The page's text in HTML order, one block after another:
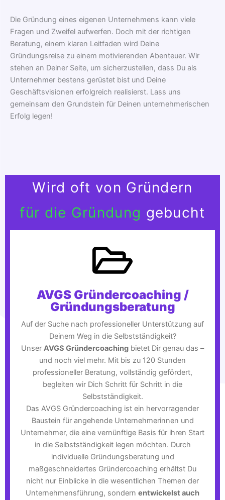
Die Gründung eines eigenen Unternehmens kann viele
Fragen und Zweifel aufwerfen. Doch mit der richtigen
Beratung, einem klaren Leitfaden wird Deine
Gründungsreise zu einem motivierenden Abenteuer. Wir
stehen an Deiner Seite, um sicherzustellen, dass Du als
Unternehmer bestens gerüstet bist und Deine
Geschäftsvisionen erfolgreich realisierst. Lass uns
gemeinsam den Grundstein für Deinen unternehmerischen
Erfolg legen!
Wird oft von Gründern
für die Gründung gebucht
AVGS Gründercoaching /
Gründungsberatung
Auf der Suche nach professioneller Unterstützung auf
Deinem Weg in die Selbstständigkeit?
Unser AVGS Gründercoaching bietet Dir genau das –
und noch viel mehr. Mit bis zu 120 Stunden
professioneller Beratung, vollständig gefördert,
begleiten wir Dich Schritt für Schritt in die
Selbstständigkeit.
Das AVGS Gründercoaching ist ein hervorragender
Baustein für angehende Unternehmerinnen und
Unternehmer, die eine vernünftige Basis für ihren Start
in die Selbstständigkeit legen möchten. Durch
individuelle Gründungsberatung und
maßgeschneidertes Gründercoaching erhältst Du
nicht nur Einblicke in die wesentlichen Themen der
Unternehmensführung, sondern entwickelst auch